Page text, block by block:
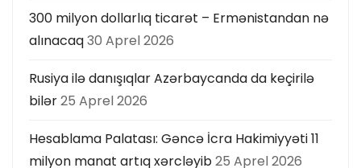
300 milyon dollarlıq ticarət – Ermənistandan nə
alınacaq30 Aprel 2026
Rusiya ilə danışıqlar Azərbaycanda da keçirilə
bilər25 Aprel 2026
Hesablama Palatası: Gəncə İcra Hakimiyyəti 11
milyon manat artıq xərcləyib25 Aprel 2026